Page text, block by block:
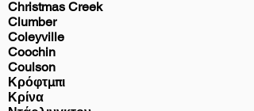
Christmas Creek
Clumber
Coleyville
Coochin
Coulson
Κρόφτμπι
Κρίνα